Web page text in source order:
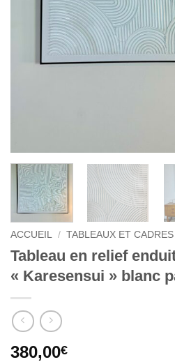
ACCUEIL / TABLEAUX ET CADRES
Tableau en relief
« Karesensui » blanc
380,00€